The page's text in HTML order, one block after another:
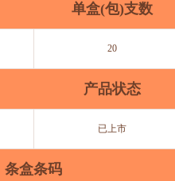
单盒(包)支数
20
产品状态
已上市
条盒条码